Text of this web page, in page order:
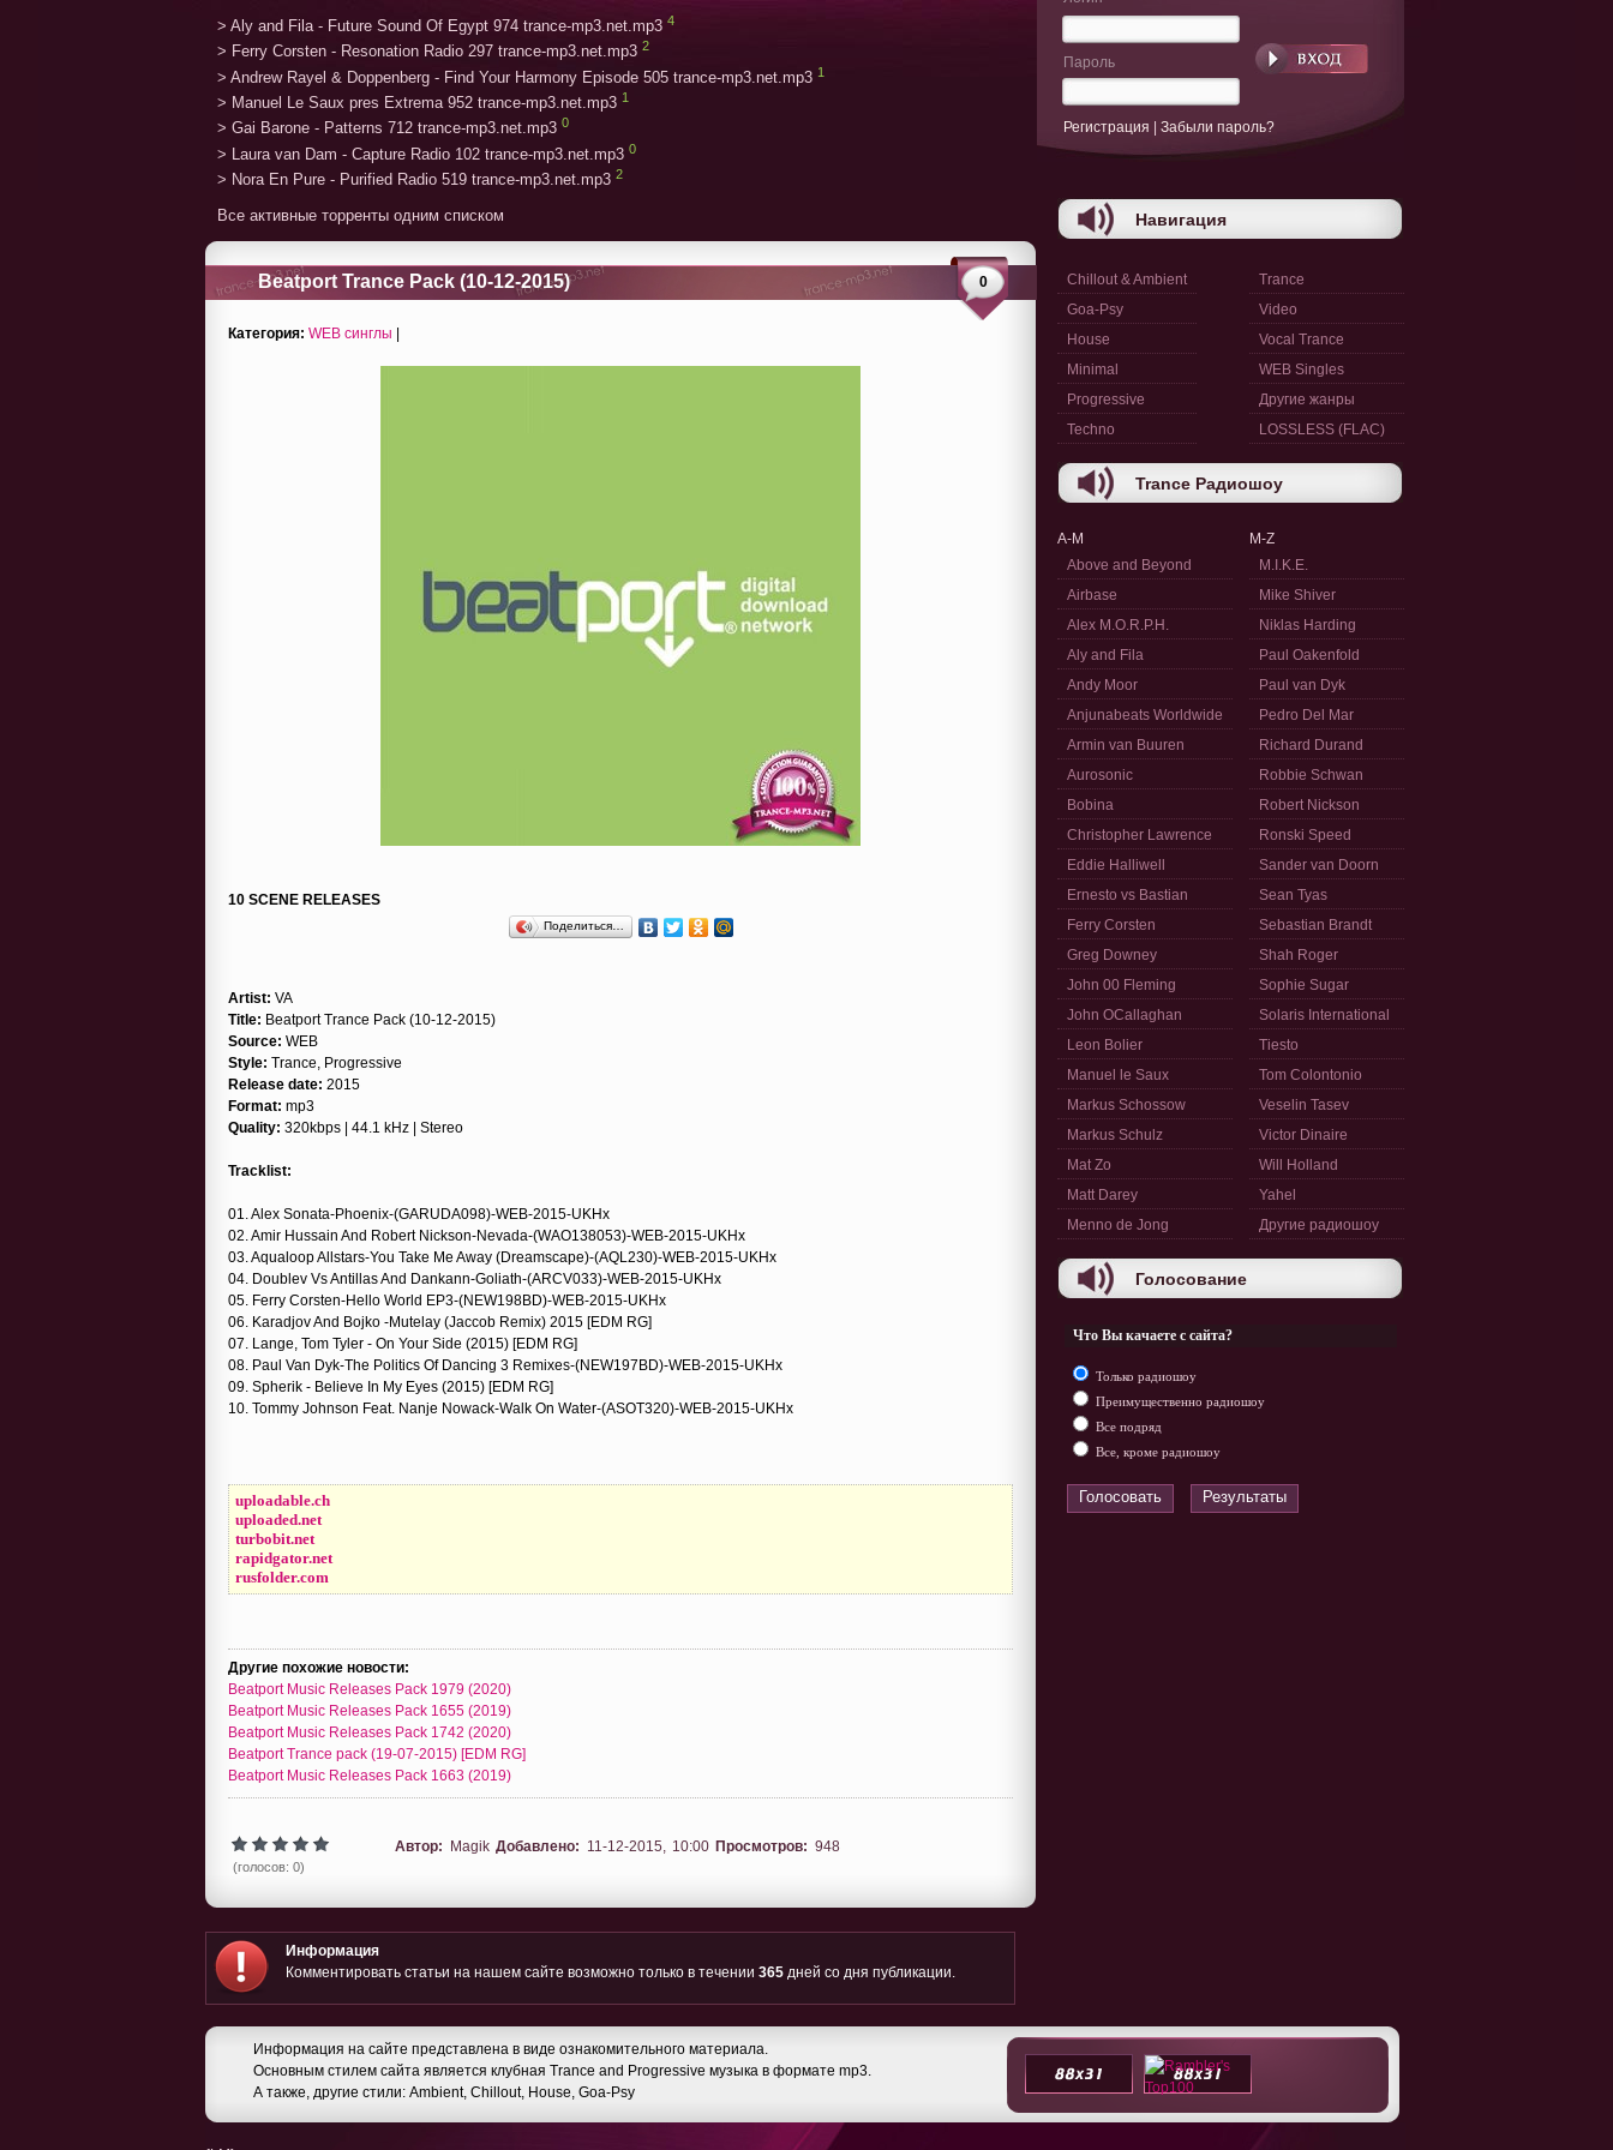
> Aly and Fila - Future Sound Of Egypt 974 trance-mp3.net.mp3 4
> Ferry Corsten - Resonation Radio 297 trance-mp3.net.mp3 2
> Andrew Rayel & Doppenberg - Find Your Harmony Episode 505 trance-mp3.net.mp3 1
> Manuel Le Saux pres Extrema 952 trance-mp3.net.mp3 1
> Gai Barone - Patterns 712 trance-mp3.net.mp3 0
> Laura van Dam - Capture Radio 102 trance-mp3.net.mp3 0
> Nora En Pure - Purified Radio 519 trance-mp3.net.mp3 2
Все активные торренты одним списком
Beatport Trance Pack (10-12-2015) 0
Категория: WEB синглы |
10 SCENE RELEASES
Поделиться…
Artist: VA
Title: Beatport Trance Pack (10-12-2015)
Source: WEB
Style: Trance, Progressive
Release date: 2015
Format: mp3
Quality: 320kbps | 44.1 kHz | Stereo
Tracklist:
01. Alex Sonata-Phoenix-(GARUDA098)-WEB-2015-UKHx
02. Amir Hussain And Robert Nickson-Nevada-(WAO138053)-WEB-2015-UKHx
03. Aqualoop Allstars-You Take Me Away (Dreamscape)-(AQL230)-WEB-2015-UKHx
04. Doublev Vs Antillas And Dankann-Goliath-(ARCV033)-WEB-2015-UKHx
05. Ferry Corsten-Hello World EP3-(NEW198BD)-WEB-2015-UKHx
06. Karadjov And Bojko -Mutelay (Jaccob Remix) 2015 [EDM RG]
07. Lange, Tom Tyler - On Your Side (2015) [EDM RG]
08. Paul Van Dyk-The Politics Of Dancing 3 Remixes-(NEW197BD)-WEB-2015-UKHx
09. Spherik - Believe In My Eyes (2015) [EDM RG]
10. Tommy Johnson Feat. Nanje Nowack-Walk On Water-(ASOT320)-WEB-2015-UKHx
uploadable.ch
uploaded.net
turbobit.net
rapidgator.net
rusfolder.com
Другие похожие новости:
Beatport Music Releases Pack 1979 (2020)
Beatport Music Releases Pack 1655 (2019)
Beatport Music Releases Pack 1742 (2020)
Beatport Trance pack (19-07-2015) [EDM RG]
Beatport Music Releases Pack 1663 (2019)
(голосов: 0)
Автор: Magik Добавлено: 11-12-2015, 10:00 Просмотров: 948
Информация
Комментировать статьи на нашем сайте возможно только в течении 365 дней со дня публикации.
Пароль
Регистрация Забыли пароль?
Навигация
Chillout & Ambient
Goa-Psy
House
Minimal
Progressive
Techno
Trance
Video
Vocal Trance
WEB Singles
Другие жанры
LOSSLESS (FLAC)
Trance Радиошоу
A-M
Above and Beyond
Airbase
Alex M.O.R.P.H.
Aly and Fila
Andy Moor
Anjunabeats Worldwide
Armin van Buuren
Aurosonic
Bobina
Christopher Lawrence
Eddie Halliwell
Ernesto vs Bastian
Ferry Corsten
Greg Downey
John 00 Fleming
John OCallaghan
Leon Bolier
Manuel le Saux
Markus Schossow
Markus Schulz
Mat Zo
Matt Darey
Menno de Jong
M-Z
M.I.K.E.
Mike Shiver
Niklas Harding
Paul Oakenfold
Paul van Dyk
Pedro Del Mar
Richard Durand
Robbie Schwan
Robert Nickson
Ronski Speed
Sander van Doorn
Sean Tyas
Sebastian Brandt
Shah Roger
Sophie Sugar
Solaris International
Tiesto
Tom Colontonio
Veselin Tasev
Victor Dinaire
Will Holland
Yahel
Другие радиошоу
Голосование
Что Вы качаете с сайта?
Только радиошоу
Преимущественно радиошоу
Все подряд
Все, кроме радиошоу
Голосовать Результаты
Информация на сайте представлена в виде ознакомительного материала.
Основным стилем сайта является клубная Trance and Progressive музыка в формате mp3.
А также, другие стили: Ambient, Chillout, House, Goa-Psy